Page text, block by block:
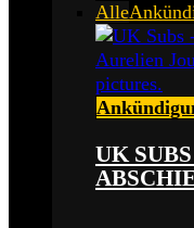
Alle
UK